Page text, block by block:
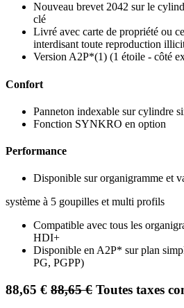
Nouveau brevet 2042 sur le
clé
Livré avec carte de propriété ou
interdisant toute reproduction
Version A2P*(1) (1 étoile - côté
Confort
Panneton indexable sur cylindre
Fonction SYNKRO en option
Performance
Disponible sur organigramme et
système à 5 goupilles et multi profils
Compatible avec tous les
HDI+
Disponible en A2P* sur plan
PG, PGPP)
88,65 € 88,65€ Toutes taxes